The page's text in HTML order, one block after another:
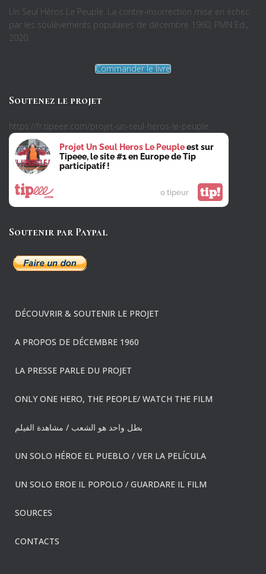
Un Seul Héros Le Peuple. La contre-insurrection mise en échec
par les soulèvements populaires de décembre 1960, PMN Ed.,
2020.
Commander le livre
Soutenez le projet
https://fr.tipeee.com/projet-un-seul-heros-le-peuple
Projet Un Seul Heros Le Peupleest sur
Tipeee, le site #1 en Europe de Tip
participatif !
0 tipeur tip!
Soutenir par Paypal
DÉCOUVRIR & SOUTENIR LE PROJET
A PROPOS DE DÉCEMBRE 1960
LA PRESSE PARLE DU PROJET
ONLY ONE HERO, THE PEOPLE/ WATCH THE FILM
بطل واحد هو الشعب / مشاهدة الفيلم
UN SOLO HÉROE EL PUEBLO / VER LA PELÍCULA
UN SOLO EROE IL POPOLO / GUARDARE IL FILM
SOURCES
CONTACTS